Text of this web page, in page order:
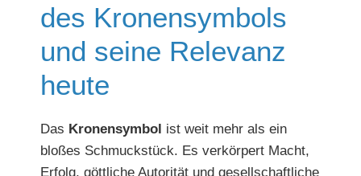
des Kronensymbols
und seine Relevanz
heute
Das Kronensymbol ist weit mehr als ein
bloßes Schmuckstück. Es verkörpert Macht,
Erfolg, göttliche Autorität und gesellschaftliche